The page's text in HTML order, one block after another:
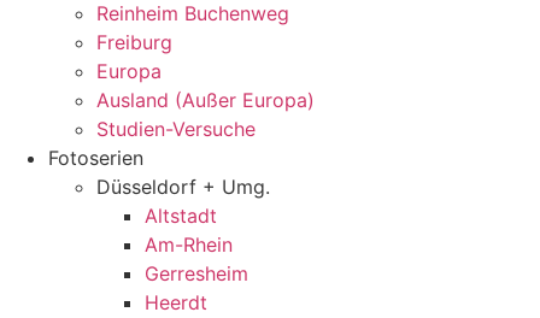
Reinheim Buchenweg
Freiburg
Europa
Ausland (Außer Europa)
Studien-Versuche
Fotoserien
Düsseldorf + Umg.
Altstadt
Am-Rhein
Gerresheim
Heerdt